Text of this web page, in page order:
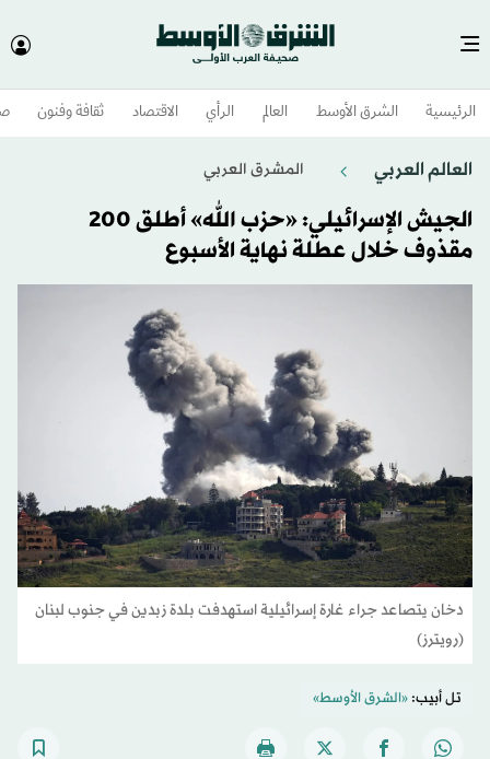
الرئيسية الشرق الأوسط​ العالم الرأي الاقتصاد ثقافة وفنون
العالم العربي المشرق العربي
الجيش الإسرائيلي: «حزب الله» أطلق 200
مقذوف خلال عطلة نهاية الأسبوع
دخان يتصاعد جراء غارة إسرائيلية استهدفت بلدة زبدين في جنوب لبنان
(رويترز)
تل أبيب:«الشرق الأوسط»